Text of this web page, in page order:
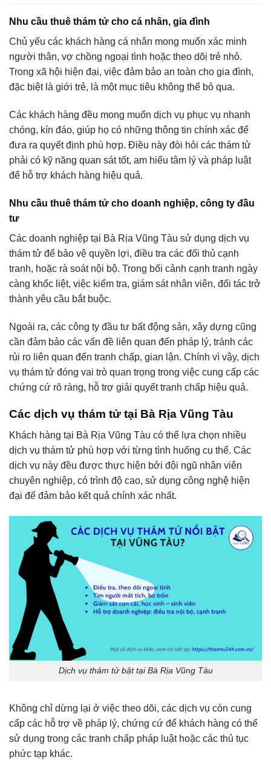
Nhu cầu thuê thám tử cho cá nhân, gia đình
Chủ yếu các khách hàng cá nhân mong muốn xác minh
người thân, vợ chồng ngoại tình hoặc theo dõi trẻ nhỏ.
Trong xã hội hiện đại, việc đảm bảo an toàn cho gia đình,
đặc biệt là giới trẻ, là một mục tiêu không thể bỏ qua.
Các khách hàng đều mong muốn dịch vụ phục vụ nhanh
chóng, kín đáo, giúp họ có những thông tin chính xác để
đưa ra quyết định phù hợp. Điều này đòi hỏi các thám tử
phải có kỹ năng quan sát tốt, am hiểu tâm lý và pháp luật
để hỗ trợ khách hàng hiệu quả.
Nhu cầu thuê thám tử cho doanh nghiệp, công ty đầu
tư
Các doanh nghiệp tại Bà Rịa Vũng Tàu sử dụng dịch vụ
thám tử để bảo vệ quyền lợi, điều tra các đối thủ cạnh
tranh, hoặc rà soát nội bộ. Trong bối cảnh cạnh tranh ngày
càng khốc liệt, việc kiểm tra, giám sát nhân viên, đối tác trở
thành yêu cầu bắt buộc.
Ngoài ra, các công ty đầu tư bất động sản, xây dựng cũng
cần đảm bảo các vấn đề liên quan đến pháp lý, tránh các
rủi ro liên quan đến tranh chấp, gian lận. Chính vì vậy, dịch
vụ thám tử đóng vai trò quan trọng trong việc cung cấp các
chứng cứ rõ ràng, hỗ trợ giải quyết tranh chấp hiệu quả.
Các dịch vụ thám tử tại Bà Rịa Vũng Tàu
Khách hàng tại Bà Rịa Vũng Tàu có thể lựa chọn nhiều
dịch vụ thám tử phù hợp với từng tình huống cụ thể. Các
dịch vụ này đều được thực hiện bởi đội ngũ nhân viên
chuyên nghiệp, có trình độ cao, sử dụng công nghệ hiện
đại để đảm bảo kết quả chính xác nhất.
Dịch vụ thám tử bật tại Bà Rịa Vũng Tàu
Không chỉ dừng lại ở việc theo dõi, các dịch vụ còn cung
cấp các hỗ trợ về pháp lý, chứng cứ để khách hàng có thể
sử dụng trong các tranh chấp pháp luật hoặc các thủ tục
phức tạp khác.